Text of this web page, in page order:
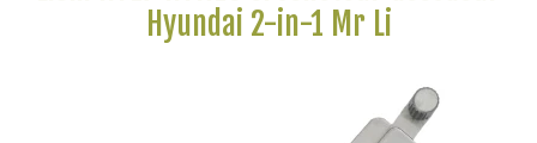
Hyundai 2-in-1 Mr Li